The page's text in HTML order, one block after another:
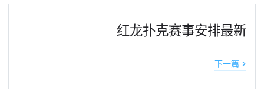
红龙扑克赛事安排最新
下一篇 >